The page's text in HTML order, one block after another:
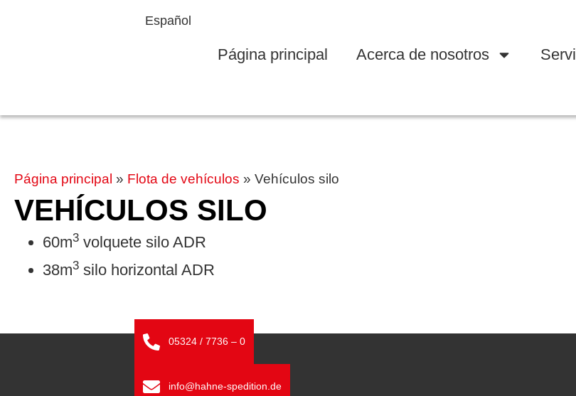
Español
Página principal Acerca de nosotros
Página principal » Flota de vehículos » Vehículos silo
VEHÍCULOS SILO
60m3 volquete silo ADR
38m3 silo horizontal ADR
05324 / 7736 – 0
info@hahne-spedition.de